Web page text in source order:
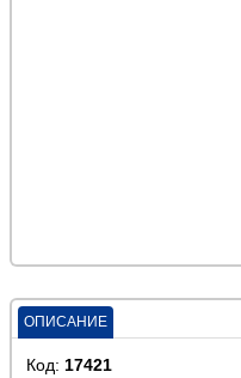
ОПИСАНИЕ
Код: 17421